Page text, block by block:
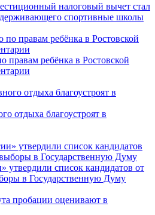
налоговый вычет стал
спортивные школы
правам ребёнка в Ростовской
отдыха благоустроят в
утвердили список кандидатов от
в Государственную Думу